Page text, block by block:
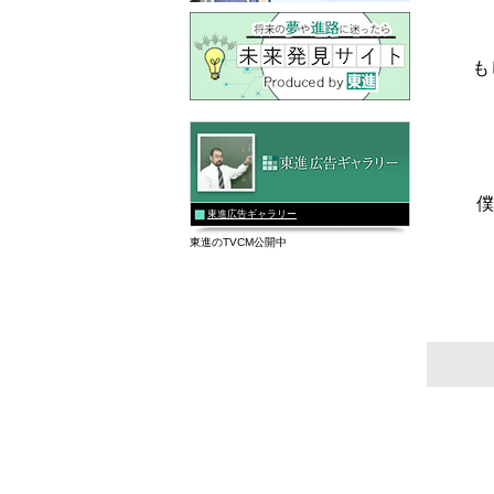
東進広告ギャラリー
東進のTVCM公開中